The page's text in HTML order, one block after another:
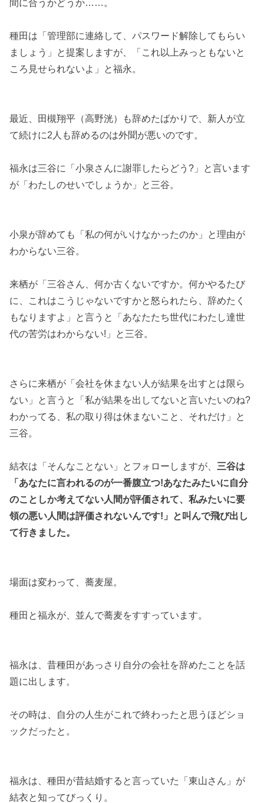
間に合うかどうか……。
種田は「管理部に連絡して、パスワード解除してもらい
ましょう」と提案しますが、「これ以上みっともないと
ころ見せられないよ」と福永。
最近、田槻翔平（高野洸）も辞めたばかりで、新人が立
て続けに2人も辞めるのは外聞が悪いのです。
福永は三谷に「小泉さんに謝罪したらどう?」と言います
が「わたしのせいでしょうか」と三谷。
小泉が辞めても「私の何がいけなかったのか」と理由が
わからない三谷。
来栖が「三谷さん、何か古くないですか。何かやるたび
に、これはこうじゃないですかと怒られたら、辞めたく
もなりますよ」と言うと「あなたたち世代にわたし達世
代の苦労はわからない!」と三谷。
さらに来栖が「会社を休まない人が結果を出すとは限ら
ない」と言うと「私が結果を出してないと言いたいのね?
わかってる、私の取り得は休まないこと、それだけ」と
三谷。
結衣は「そんなことない」とフォローしますが、 三谷は
「あなたに言われるのが一番腹立つ!あなたみたいに自分
のことしか考えてない人間が評価されて、私みたいに要
領の悪い人間は評価されないんです!」と叫んで飛び出し
て行きました。
場面は変わって、蕎麦屋。
種田と福永が、並んで蕎麦をすすっています。
福永は、昔種田があっさり自分の会社を辞めたことを話
題に出します。
その時は、自分の人生がこれで終わったと思うほどショ
ックだったと。
福永は、種田が昔結婚すると言っていた「東山さん」が
結衣と知ってびっくり。